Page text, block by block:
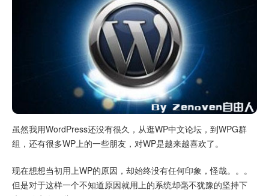
虽然我用WordPress还没有很久，从逛WP中文论坛，到WPG群
组，还有很多WP上的一些朋友，对WP是越来越喜欢了。
现在想想当初用上WP的原因，却始终没有任何印象，怪哉。。。
但是对于这样一个不知道原因就用上的系统却毫不犹豫的坚持下